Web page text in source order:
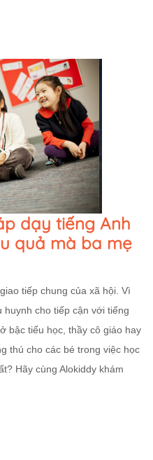
dạy tiếng Anh
quả mà ba mẹ
tiếp chung của xã hội. Vì
cho tiếp cận với tiếng
bậc tiểu học, thầy cô giáo hay
thú cho các bé trong việc học
Hãy cùng Alokiddy khám